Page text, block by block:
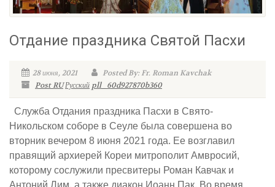
Отдание праздника Святой Пасхи
28 июня, 2021
Posted By: Fr. Roman Kavchak
Post RUРусский pll_60d927870b360
Служба Отдания праздника Пасхи в Свято-
Никольском соборе в Сеуле была совершена во
вторник вечером 8 июня 2021 года. Ее возглавил
правящий архиерей Кореи митрополит Амвросий,
которому сослужили пресвитеры Роман Кавчак и
Антоний Лим, а также диакон Иоанн Пак. Во время